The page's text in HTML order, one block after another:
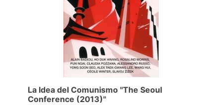
La Idea del Comunismo "The Seoul
Conference (2013)"